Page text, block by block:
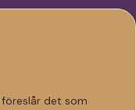
föreslår det som